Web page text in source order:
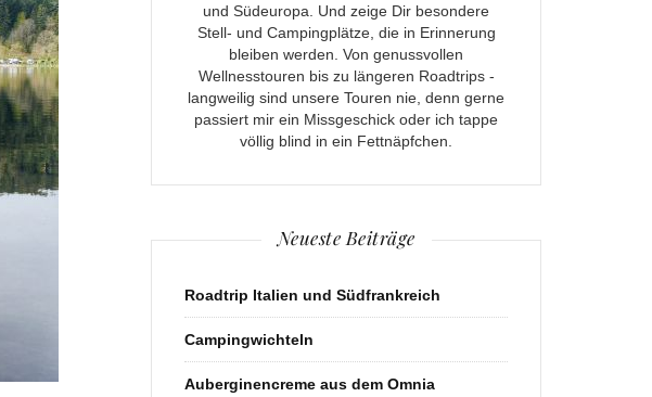
und Südeuropa. Und zeige Dir besondere
Stell- und Campingplätze, die in Erinnerung
bleiben werden. Von genussvollen
Wellnesstouren bis zu längeren Roadtrips -
langweilig sind unsere Touren nie, denn gerne
passiert mir ein Missgeschick oder ich tappe
völlig blind in ein Fettnäpfchen.
Neueste Beiträge
Roadtrip Italien und Südfrankreich
Campingwichteln
Auberginencreme aus dem Omnia